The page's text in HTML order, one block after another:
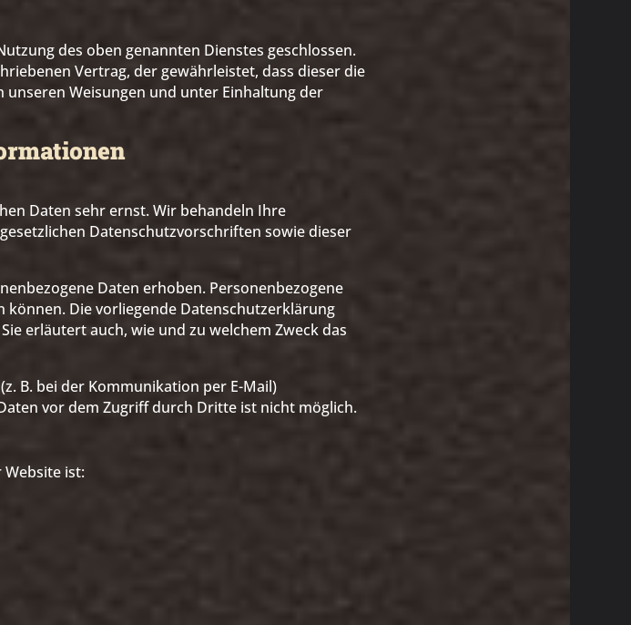
des oben genannten Dienstes geschlossen.
Vertrag, der gewährleistet, dass dieser die
Weisungen und unter Einhaltung der
Daten sehr ernst. Wir behandeln Ihre
Datenschutzvorschriften sowie dieser
Daten erhoben. Personenbezogene
Die vorliegende Datenschutzerklärung
erläutert auch, wie und zu welchem Zweck das
B. bei der Kommunikation per E-Mail)
vor dem Zugriff durch Dritte ist nicht möglich.
ist: